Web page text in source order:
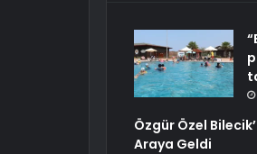
Özgür Özel
Araya Geldi